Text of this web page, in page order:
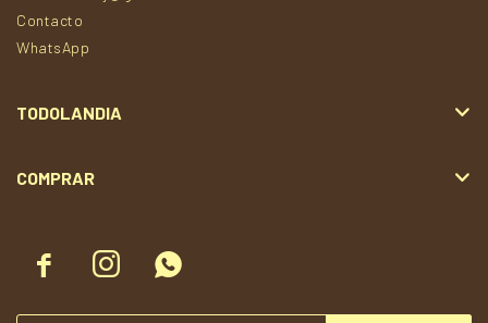
  
Contacto
WhatsApp
TODOLANDIA
COMPRAR